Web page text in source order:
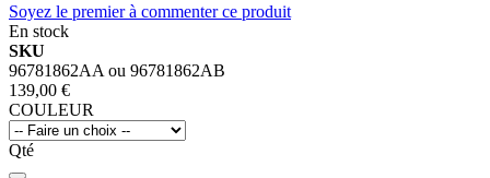
Soyez le premier à commenter ce produit
En stock
SKU
96781862AA ou 96781862AB
139,00 €
COULEUR
Qté